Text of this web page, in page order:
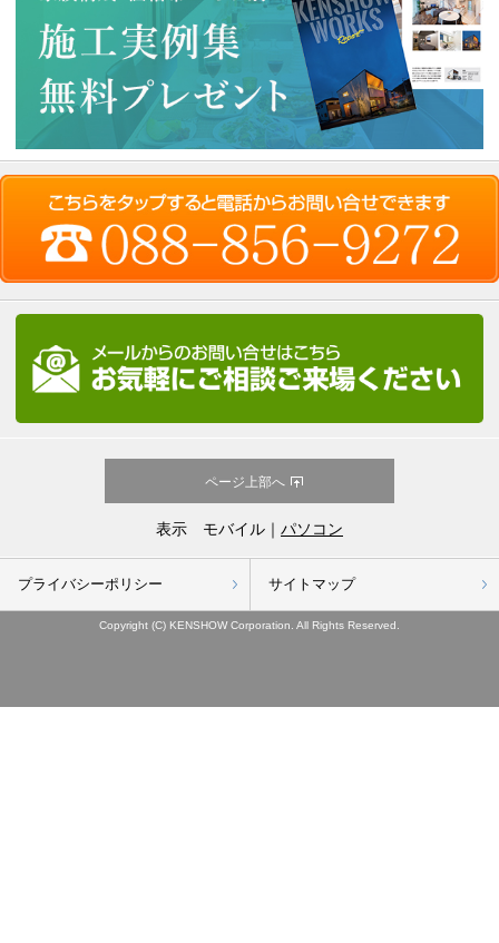
ページ上部へ
表示 モバイル｜ パソコン
プライバシーポリシー サイトマップ
Copyright (C) KENSHOW Corporation. All Rights Reserved.